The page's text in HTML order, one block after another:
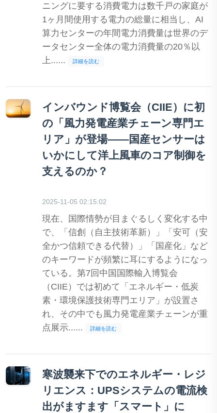
ニングに要する消費電力は数千戸の家庭が
1ヶ月間使用する電力の総量に相当し、AI
算力センターの年間電力消費量は世界のデ
ータセンター全体の電力消費量の20％以
上......
詳細を読む
インバウンド博覧会（CIIE）に初
の「風力発電産業チェーン専門エ
リア」が登場——国産センサーは
いかにして洋上風車のコア制御を
支えるのか？
2025-11-05 02:15:02
現在、国際情勢が目まぐるしく変化する中
で、「信創（自主技術革新）」「安可（安
全かつ信頼できる代替）」「国産化」など
のキーワードが頻繁に耳にするようになっ
ている。第7回中国国際輸入博覧会
（CIIE）では初めて「エネルギー・低炭
素・環境保護技術専門エリア」が設置さ
れ、その中でも風力発電産業チェーンが重
点展示......
詳細を読む
寒波襲来下でのエネルギー・レジ
リエンス：UPSシステムの電流検
出がますます「スマート」に